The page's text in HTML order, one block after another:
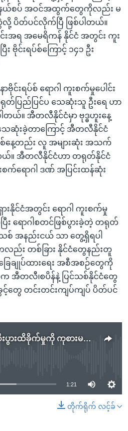
နယ်စပ် အဝင်အထွက်တွေကိုလည်း မ
လို့ ပိတ်ပင်လိုက်ပြီ ဖြစ်ပါတယ်။
င်းအရ အမေရိကန် နိုင်ငံ အတွင်း ကူး
း ဗိုင်းရပ်စ်ကြောင့် ၁၄၁ ဦး
ဗိုင်းရပ်စ် ရောဂါ ကူးစက်မှုပေါင်း
တ်ပြည်ပြင်ပ သေဆုံးသူ ဦးရေ ဟာ
တယ်။ အီတလီနိုင်ငံမှာ ဗုဒ္ဓဟူးနေ့
ေဆုံးခဲ့တာကြောင့် အီတလီနိုင်ငံ
စ်နေ့တည်း လူ အများဆုံး အသက်
တယ်။ အီတလီနိုင်ငံဟာ တရုတ်နိုင်ငံ
စက်ရောဂါ ဒဏ် အပြင်းထန်ဆုံး
းနိုင်ငံအတွင်း ရောဂါ ကူးစက်မှု
ြီး ရောဂါစတင်ဖြစ်ပွားခဲ့တဲ့ တရုတ်
စ် အနည်းငယ် သာ တွေ့ရှိရပါ
လည်း တစ်ခြား နိုင်ငံတွေနည်းတူ
ခြေချုပ်ထားရေး အစီအစဉ်တွေကို
က အီတလီ၊စပိန်နဲ့ ပြင်သစ်နိုင်ငံတွေ
တွေ တင်းတင်းကျပ်ကျပ် ပိတ်ပင်
Coronavirus ကြောင့် စီးပွားထိခိုက်မှုကို ကုစားမယ့် ဥပဒေကြမ်း ကန် လွှတ်တော်အတည်ပြု
currently available
1:21
တိုက်ရိုက် လင့်ခ်